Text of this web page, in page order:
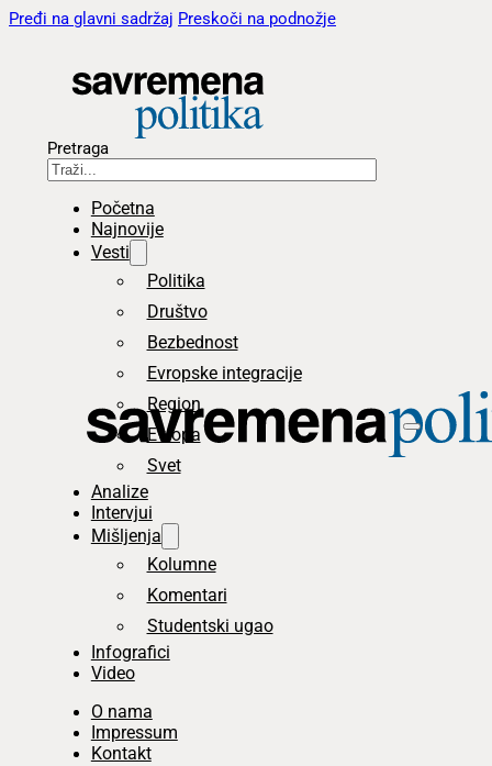
Pređi na glavni sadržaj Preskoči na podnožje
Pretraga
Početna
Najnovije
Vesti
Politika
Društvo
Bezbednost
Evropske integracije
Region
Evropa
Svet
Analize
Intervjui
Mišljenja
Kolumne
Komentari
Studentski ugao
Infografici
Video
O nama
Impressum
Kontakt